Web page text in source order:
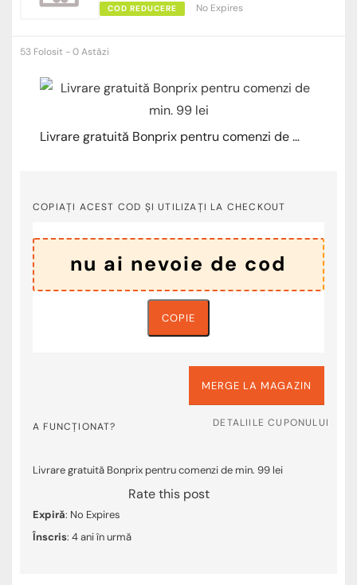
COD REDUCERE No Expires
53 Folosit - 0 Astăzi
Livrare gratuită Bonprix pentru comenzi de min. 99 lei
COPIAȚI ACEST COD ȘI UTILIZAȚI LA CHECKOUT
COPIE
MERGE LA MAGAZIN
A FUNCȚIONAT? DETALIILE CUPONULUI
Livrare gratuită Bonprix pentru comenzi de min. 99 lei
Rate this post
Expiră: No Expires
Înscris: 4 ani în urmă